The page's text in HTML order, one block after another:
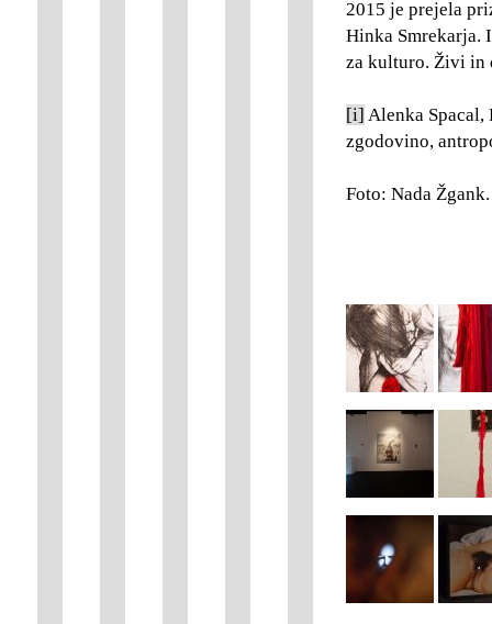
2015 je prejela
Hinka Smrekarja.
za kulturo. Živi in
[i] Alenka Spacal,
zgodovino,
Foto: Nada Žgank.